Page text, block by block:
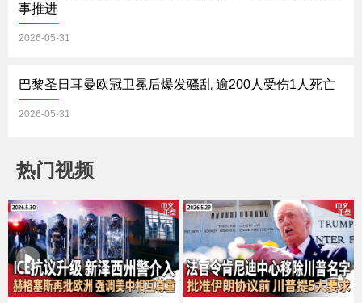
事推进
2026-05-31
巴黎圣日耳曼欧冠卫冕后爆发骚乱 逾200人受伤1人死亡
2026-05-31
热门视频